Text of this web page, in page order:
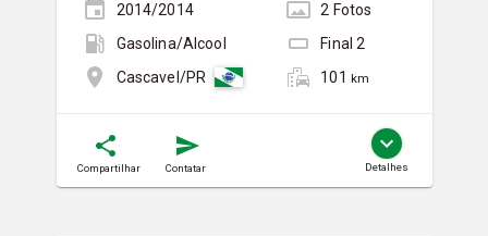
2014/2014 2 Fotos
Gasolina/Álcool
Final2
Cascavel/PR
101 km
Compartilhar Contatar Detalhes